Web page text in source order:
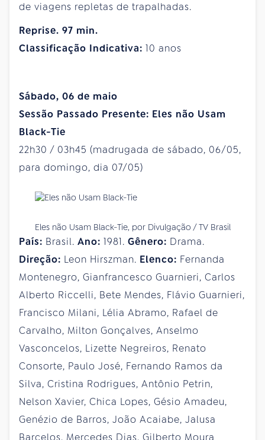
de viagens repletas de trapalhadas.
Reprise. 97 min.
Classificação Indicativa: 10 anos
Sábado, 06 de maio
Sessão Passado Presente: Eles não Usam
Black-Tie
22h30 / 03h45 (madrugada de sábado, 06/05,
para domingo, dia 07/05)
Eles não Usam Black-Tie, por Divulgação / TV Brasil
País: Brasil. Ano: 1981. Gênero: Drama.
Direção: Leon Hirszman. Elenco: Fernanda
Montenegro, Gianfrancesco Guarnieri, Carlos
Alberto Riccelli, Bete Mendes, Flávio Guarnieri,
Francisco Milani, Lélia Abramo, Rafael de
Carvalho, Milton Gonçalves, Anselmo
Vasconcelos, Lizette Negreiros, Renato
Consorte, Paulo José, Fernando Ramos da
Silva, Cristina Rodrigues, Antônio Petrin,
Nelson Xavier, Chica Lopes, Gésio Amadeu,
Genézio de Barros, João Acaiabe, Jalusa
Barcelos, Mercedes Dias, Gilberto Moura